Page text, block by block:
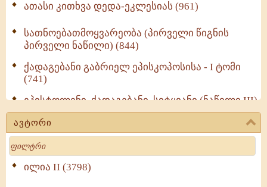
ათასი კითხვა დედა-ეკლესიას (961)
სათნოებათმოყვარეობა (პირველი წიგნის
პირველი ნაწილი) (844)
ქადაგებანი გაბრიელ ეპისკოპოსისა - I ტომი
(741)
ეპისტოლენი, ქადაგებანი, სიტყვანი (ნაწილი III)
(723)
მოძღვრის ძალზე სასარგებლო რჩევები
მრევლისათვის (545)
Wisdomge (514)
ავტორი
Search
ილია II (3798)